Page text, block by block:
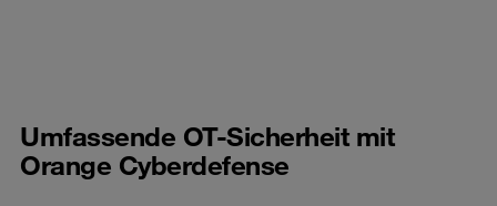
Umfassende OT-Sicherheit mit
Orange Cyberdefense